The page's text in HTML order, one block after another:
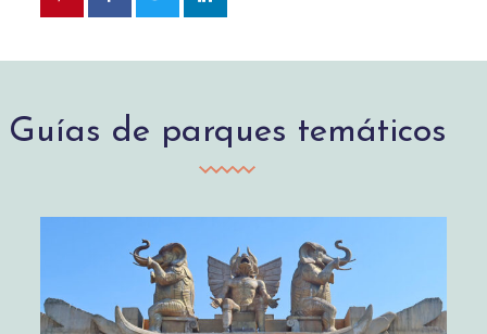
Guías de parques temáticos